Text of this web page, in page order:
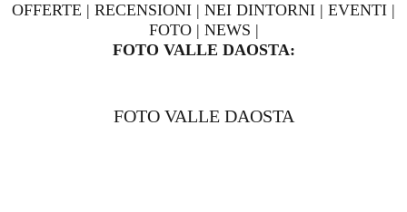
OFFERTE | RECENSIONI | NEI DINTORNI | EVENTI |
FOTO| NEWS |
FOTO VALLE DAOSTA:
FOTO VALLE DAOSTA